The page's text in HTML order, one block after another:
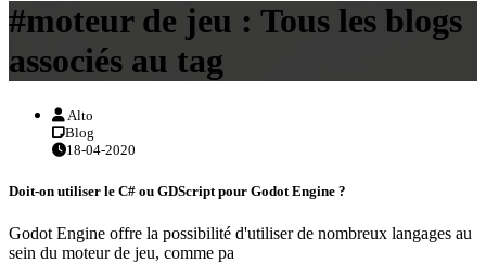
#moteur de jeu : Tous les blogs
associés au tag
Alto
Blog
18-04-2020
Doit-on utiliser le C# ou GDScript pour Godot Engine ?
Godot Engine offre la possibilité d'utiliser de nombreux langages au
sein du moteur de jeu, comme pa